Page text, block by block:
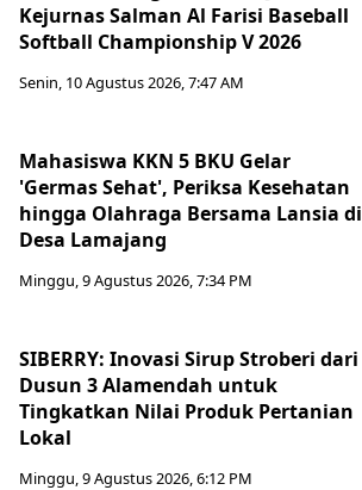
Kejurnas Salman Al Farisi Baseball
Softball Championship V 2026
Senin, 10 Agustus 2026, 7:47 AM
Mahasiswa KKN 5 BKU Gelar
'Germas Sehat', Periksa Kesehatan
hingga Olahraga Bersama Lansia di
Desa Lamajang
Minggu, 9 Agustus 2026, 7:34 PM
SIBERRY: Inovasi Sirup Stroberi dari
Dusun 3 Alamendah untuk
Tingkatkan Nilai Produk Pertanian
Lokal
Minggu, 9 Agustus 2026, 6:12 PM